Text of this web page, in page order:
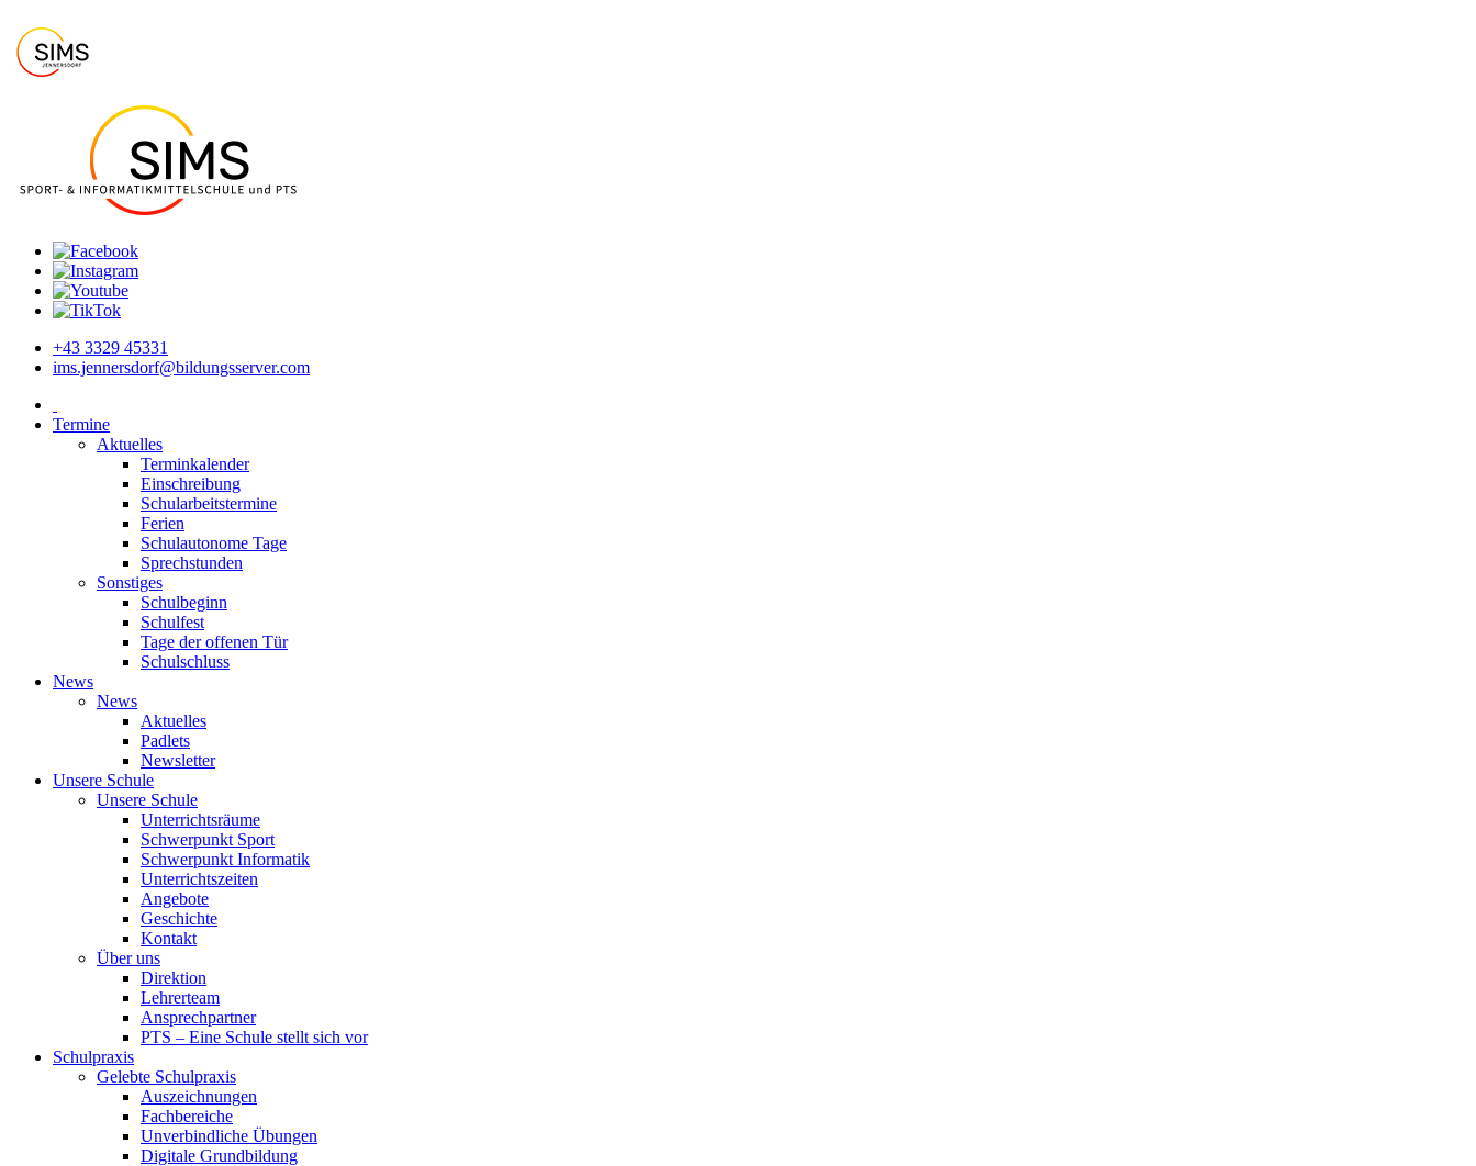
+43 3329 45331
ims.jennersdorf@bildungsserver.com
Termine
Aktuelles
Terminkalender
Einschreibung
Schularbeitstermine
Ferien
Schulautonome Tage
Sprechstunden
Sonstiges
Schulbeginn
Schulfest
Tage der offenen Tür
Schulschluss
News
News
Aktuelles
Padlets
Newsletter
Unsere Schule
Unsere Schule
Unterrichtsräume
Schwerpunkt Sport
Schwerpunkt Informatik
Unterrichtszeiten
Angebote
Geschichte
Kontakt
Über uns
Direktion
Lehrerteam
Ansprechpartner
PTS – Eine Schule stellt sich vor
Schulpraxis
Gelebte Schulpraxis
Auszeichnungen
Fachbereiche
Unverbindliche Übungen
Digitale Grundbildung